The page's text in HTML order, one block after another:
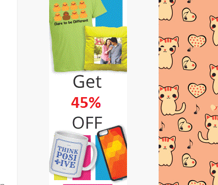
M'sia kalah pada Jerman, tersingkir
Piala Sudirman
Coklat lawan penyakit alzheimer
"Duo Big Giveaway!
POSITIVE THOUGHT!!
MOTIVASI UNTUK DIRI SENDIRI!
CAYO! CAYO!
WARNA MEMPENGARUHI MOOD
MOOD KELAUT.. LEMAU..
SENGAL..
WAHAI SPONSOR GA SEDARLAH
SEBELUM TERLEWAT..